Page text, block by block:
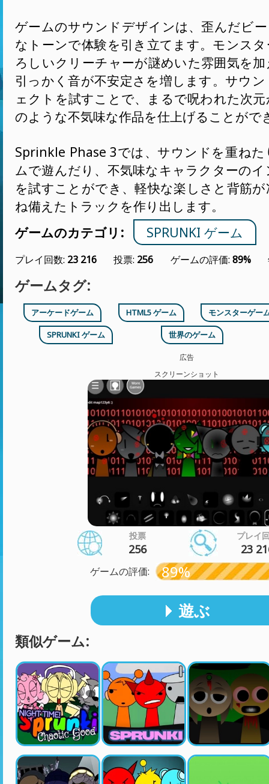
ゲームのサウンドデザインは、歪んだビ
なトーンで体験を引き立てます。モンス
ろしいクリーチャーが謎めいた雰囲気を
引っかく音が不安定さを増します。サウ
ェクトを試すことで、まるで呪われた次
のような不気味な作品を仕上げることがで
Sprinkle Phase 3では、サウンドを重ね
ムで遊んだり、不気味なキャラクターの
を試すことができ、軽快な楽しさと背筋
ね備えたトラックを作り出します。
ゲームのカテゴリ:
SPRUNKI ゲーム
プレイ回数: 23 216 投票: 256 ゲームの評価: 89%
ゲームタグ:
アーケードゲーム HTML5 ゲーム モンスターゲー
SPRUNKI ゲーム 世界のゲーム
広告
スクリーンショット
投票
256
プレイ
23
ゲームの評価: 89%
遊ぶ
類似ゲーム: